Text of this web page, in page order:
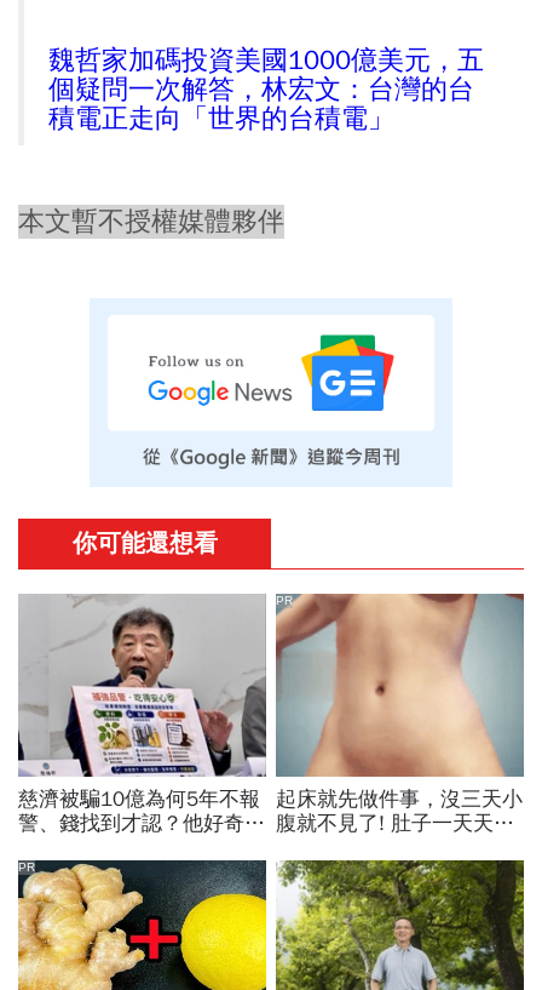
魏哲家加碼投資美國1000億美元，五
個疑問一次解答，林宏文：台灣的台
積電正走向「世界的台積電」
本文暫不授權媒體夥伴